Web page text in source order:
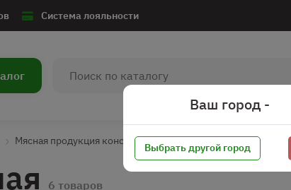
Система лояльности
Мясная продукция консервированная Говядина тушеная
6 товаров
Ваш город -
Выбрать другой город